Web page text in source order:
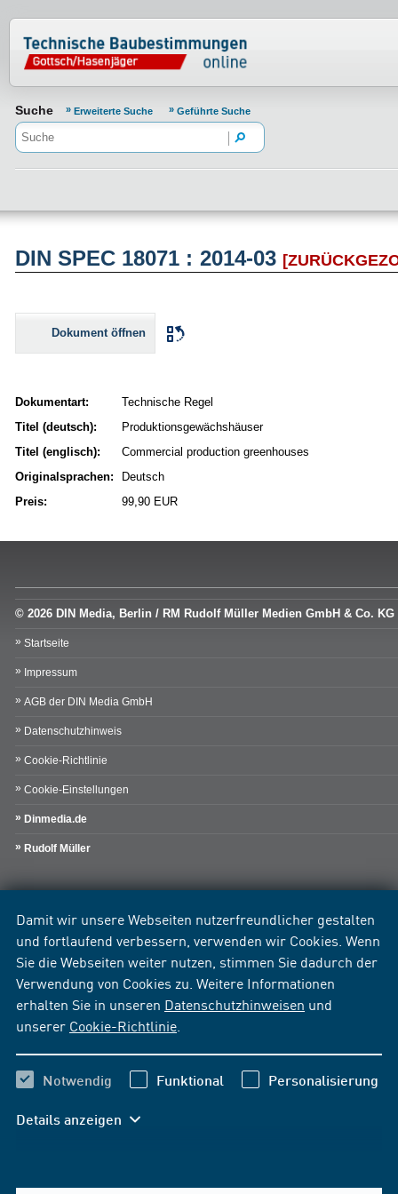
Damit wir unsere Webseiten nutzerfreundlicher gestalten
und fortlaufend verbessern, verwenden wir Cookies. Wenn
Sie die Webseiten weiter nutzen, stimmen Sie dadurch der
Verwendung von Cookies zu. Weitere Informationen
erhalten Sie in unseren Datenschutzhinweisen und
unserer Cookie-Richtlinie
Notwendig Funktional Personalisierung
Details anzeigen
Normenportal Barrierefreiheit
Suche Erweiterte Suche Geführte Suche
DIN SPEC 18071 : 2014-03
Dokument öffnen
Dokumentart:
Technische Regel
Titel (deutsch):
Produktionsgewächshäuser
Titel (englisch):
Commercial production greenhouses
Originalsprachen:
Deutsch
Preis:
99,90 EUR
© 2026 DIN Media, Berlin / RM Rudolf Müller Medien GmbH & Co. KG
Startseite
Impressum
AGB der DIN Media GmbH
Datenschutzhinweis
Cookie-Richtlinie
Cookie-Einstellungen
Dinmedia.de
Rudolf Müller